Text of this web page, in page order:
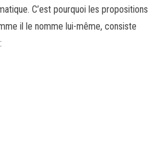
C’est pourquoi les propositions
il le nomme lui-même, consiste